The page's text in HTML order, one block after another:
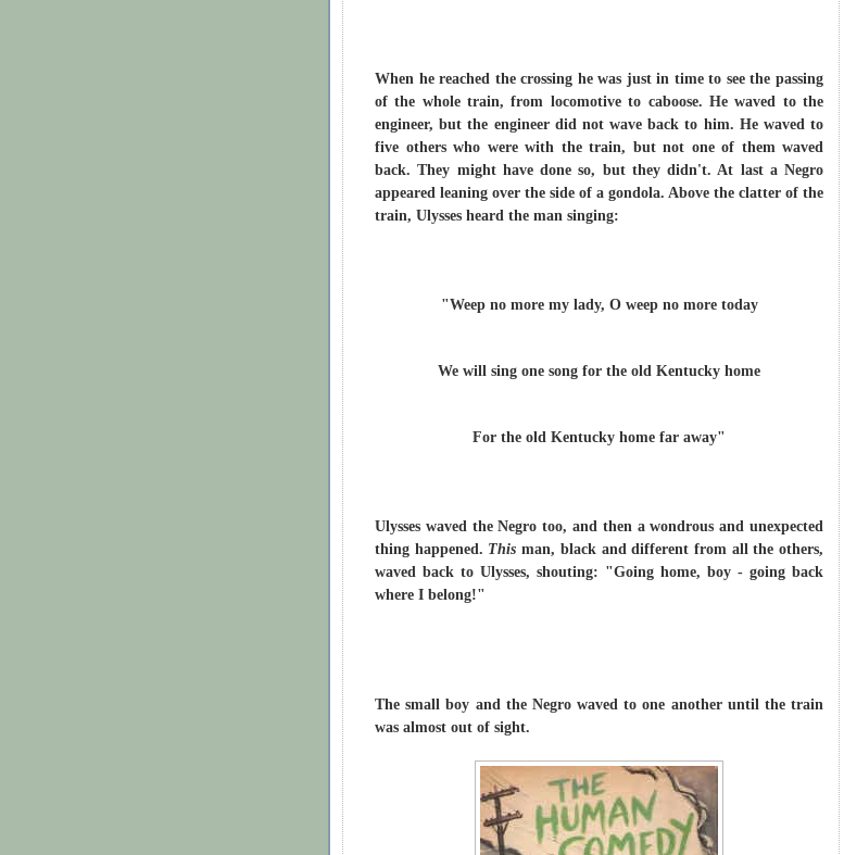
When he reached the crossing he was just in time to see the passing
of the whole train, from locomotive to caboose. He waved to the
engineer, but the engineer did not wave back to him. He waved to
five others who were with the train, but not one of them waved
back. They might have done so, but they didn't. At last a Negro
appeared leaning over the side of a gondola. Above the clatter of the
train, Ulysses heard the man singing:
"Weep no more my lady, O weep no more today
We will sing one song for the old Kentucky home
For the old Kentucky home far away"
Ulysses waved the Negro too, and then a wondrous and unexpected
thing happened. This man, black and different from all the others,
waved back to Ulysses, shouting: "Going home, boy - going back
where I belong!"
The small boy and the Negro waved to one another until the train
was almost out of sight.